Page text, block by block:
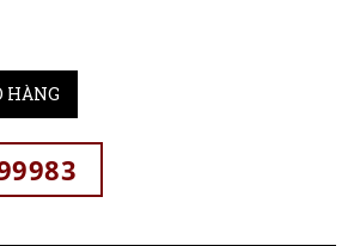
HÀNG